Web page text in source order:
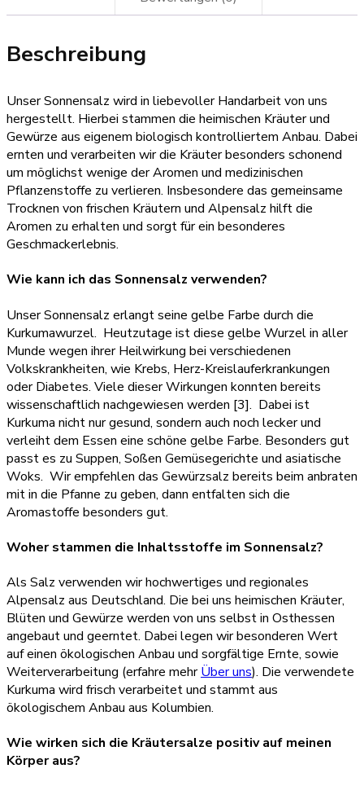
Beschreibung
Unser Sonnensalz wird in liebevoller Handarbeit von uns
hergestellt. Hierbei stammen die heimischen Kräuter und
Gewürze aus eigenem biologisch kontrolliertem Anbau. Dabei
ernten und verarbeiten wir die Kräuter besonders schonend
um möglichst wenige der Aromen und medizinischen
Pflanzenstoffe zu verlieren. Insbesondere das gemeinsame
Trocknen von frischen Kräutern und Alpensalz hilft die
Aromen zu erhalten und sorgt für ein besonderes
Geschmackerlebnis.
Wie kann ich das Sonnensalz verwenden?
Unser Sonnensalz erlangt seine gelbe Farbe durch die
Kurkumawurzel. Heutzutage ist diese gelbe Wurzel in aller
Munde wegen ihrer Heilwirkung bei verschiedenen
Volkskrankheiten, wie Krebs, Herz-Kreislauferkrankungen
oder Diabetes. Viele dieser Wirkungen konnten bereits
wissenschaftlich nachgewiesen werden [3]. Dabei ist
Kurkuma nicht nur gesund, sondern auch noch lecker und
verleiht dem Essen eine schöne gelbe Farbe. Besonders gut
passt es zu Suppen, Soßen Gemüsegerichte und asiatische
Woks. Wir empfehlen das Gewürzsalz bereits beim anbraten
mit in die Pfanne zu geben, dann entfalten sich die
Aromastoffe besonders gut.
Woher stammen die Inhaltsstoffe im Sonnensalz?
Als Salz verwenden wir hochwertiges und regionales
Alpensalz aus Deutschland. Die bei uns heimischen Kräuter,
Blüten und Gewürze werden von uns selbst in Osthessen
angebaut und geerntet. Dabei legen wir besonderen Wert
auf einen ökologischen Anbau und sorgfältige Ernte, sowie
Weiterverarbeitung (erfahre mehrÜber uns). Die verwendete
Kurkuma wird frisch verarbeitet und stammt aus
ökologischem Anbau aus Kolumbien.
Wie wirken sich die Kräutersalze positiv auf meinen
Körper aus?